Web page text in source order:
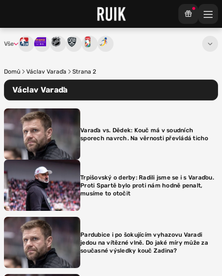
Vše Tipsport extraliga
Maxa ligaNHL KHL Mistrovství světa
Domů Václav Varaďa Strana 2
Václav Varaďa
Varaďa vs. Dědek: Kouč má v soudních
sporech navrch. Na věrnosti převládá ticho
Trpišovský o derby: Radili jsme se i s Varaďou.
Proti Spartě bylo proti nám hodně penalt,
musíme to otočit
Pardubice i po šokujícím vyhazovu Varadi
jedou na vítězné vlně. Do jaké míry může za
současné výsledky kouč Zadina?